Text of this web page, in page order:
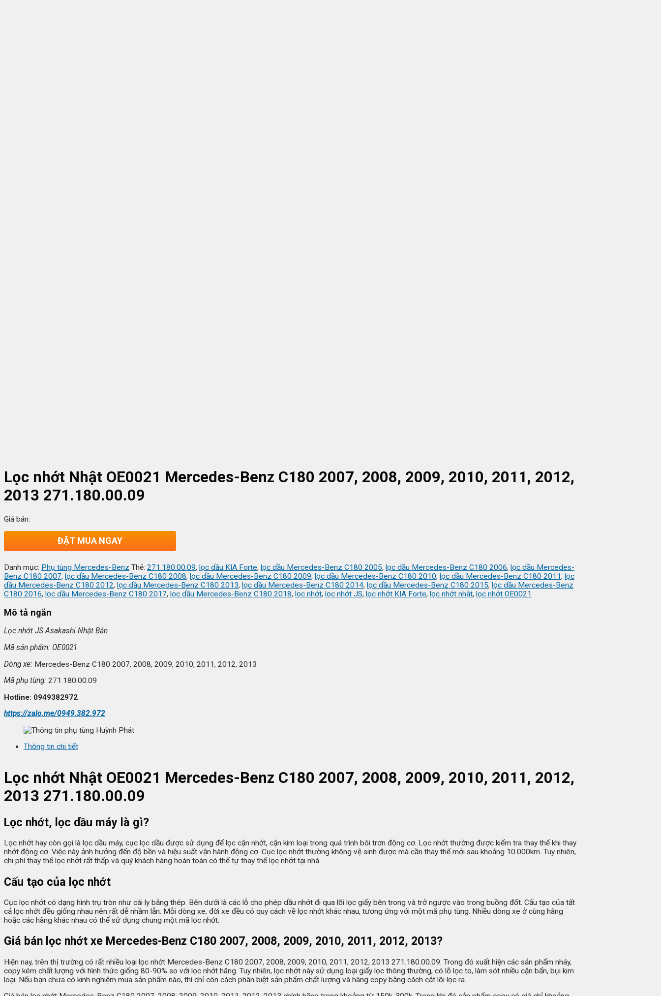
Lọc nhớt Nhật OE0021 Mercedes-Benz C180 2007, 2008, 2009, 2010, 2011, 2012,
2013 271.180.00.09
Giá bán:
ĐẶT MUA NGAY
Danh mục: Phụ tùng Mercedes-Benz Thẻ: 271.180.00.09, lọc dầu KIA Forte, lọc dầu Mercedes-Benz C180 2005, lọc dầu Mercedes-Benz C180 2006, lọc dầu Mercedes-
Benz C180 2007, lọc dầu Mercedes-Benz C180 2008, lọc dầu Mercedes-Benz C180 2009, lọc dầu Mercedes-Benz C180 2010, lọc dầu Mercedes-Benz C180 2011, lọc
dầu Mercedes-Benz C180 2012, lọc dầu Mercedes-Benz C180 2013, lọc dầu Mercedes-Benz C180 2014, lọc dầu Mercedes-Benz C180 2015, lọc dầu Mercedes-Benz
C180 2016, lọc dầu Mercedes-Benz C180 2017, lọc dầu Mercedes-Benz C180 2018, lọc nhớt, lọc nhớt JS, lọc nhớt KIA Forte, lọc nhớt nhật, lọc nhớt OE0021
Mô tả ngắn
Lọc nhớt JS Asakashi Nhật Bản
Mã sản phẩm: OE0021
Dòng xe: Mercedes-Benz C180 2007, 2008, 2009, 2010, 2011, 2012, 2013
Mã phụ tùng: 271.180.00.09
Hotline: 0949382972
https://zalo.me/0949.382.972
Thông tin chi tiết
Lọc nhớt Nhật OE0021 Mercedes-Benz C180 2007, 2008, 2009, 2010, 2011, 2012,
2013 271.180.00.09
Lọc nhớt, lọc dầu máy là gì?
Lọc nhớt hay còn gọi là lọc dầu máy, cục lọc dầu được sử dụng để lọc cặn nhớt, cặn kim loại trong quá trình bôi trơn động cơ. Lọc nhớt thường được kiểm tra thay thế khi thay
nhớt động cơ. Việc này ảnh hưởng đến độ bền và hiệu suất vận hành động cơ. Cục lọc nhớt thường không vệ sinh được mà cần thay thế mới sau khoảng 10.000km. Tuy nhiên,
chi phí thay thế lọc nhớt rất thấp và quý khách hàng hoàn toàn có thể tự thay thế lọc nhớt tại nhà.
Cấu tạo của lọc nhớt
Cục lọc nhớt có dạng hình trụ tròn như cái ly bằng thép. Bên dưới là các lỗ cho phép dầu nhớt đi qua lõi lọc giấy bên trong và trở ngược vào trong buồng đốt. Cấu tạo của tất
cả lọc nhớt đều giống nhau nên rất dễ nhầm lẫn. Mỗi dòng xe, đời xe đều có quy cách về lọc nhớt khác nhau, tương ứng với một mã phụ tùng. Nhiều dòng xe ở cùng hãng
hoặc các hãng khác nhau có thể sử dụng chung một mã lọc nhớt.
Giá bán lọc nhớt xe Mercedes-Benz C180 2007, 2008, 2009, 2010, 2011, 2012, 2013?
Hiện nay, trên thị trường có rất nhiều loại lọc nhớt Mercedes-Benz C180 2007, 2008, 2009, 2010, 2011, 2012, 2013 271.180.00.09. Trong đó xuất hiện các sản phẩm nháy,
copy kém chất lượng với hình thức giống 80-90% so với lọc nhớt hãng. Tuy nhiên, lọc nhớt này sử dụng loại giấy lọc thông thường, có lỗ lọc to, làm sót nhiều cặn bẩn, bụi kim
loại. Nếu bạn chưa có kinh nghiệm mua sản phẩm nào, thì chỉ còn cách phân biệt sản phẩm chất lượng và hàng copy bằng cách cắt lõi lọc ra.